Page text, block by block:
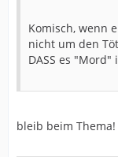
Komisch, wenn
nicht um den
DASS es "Mord"
bleib beim Thema!